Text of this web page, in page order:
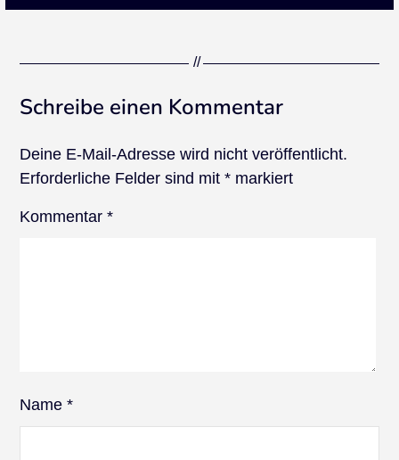
Schreibe einen Kommentar
Deine E-Mail-Adresse wird nicht veröffentlicht.
Erforderliche Felder sind mit* markiert
Kommentar*
Name*